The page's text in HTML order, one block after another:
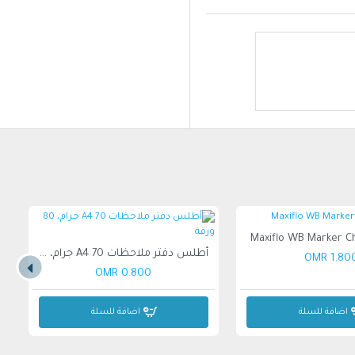
Maxiflo WB Marker
1.800
اضافة للسلة
أطلس دفتر ملاحظات A4 70 جرام، 80 ورقة
0.800 OMR
اضافة للسلة